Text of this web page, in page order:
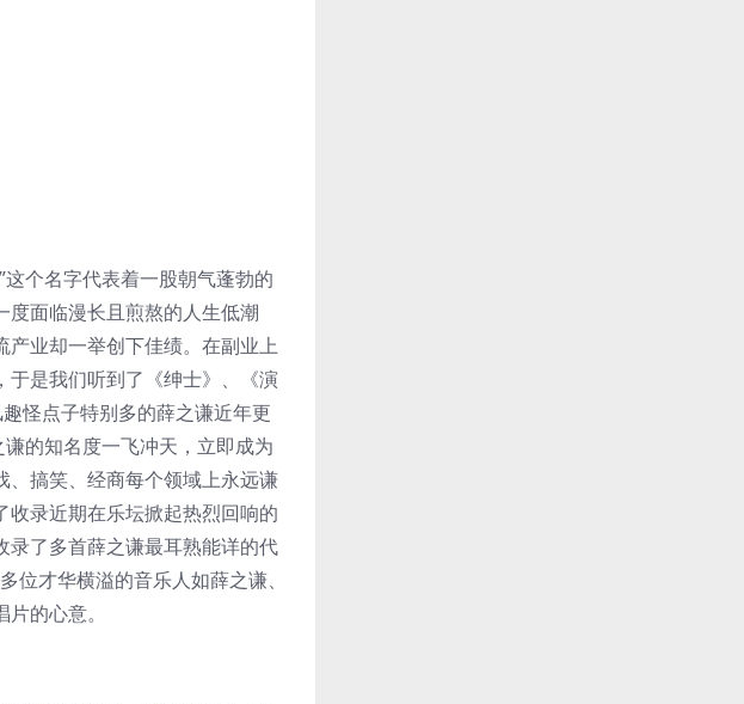
个名字代表着一股朝气蓬勃的
度面临漫长且煎熬的人生低潮
业却一举创下佳绩。在副业上
于是我们听到了《绅士》、《演
怪点子特别多的薛之谦近年更
的知名度一飞冲天，立即成为
、搞笑、经商每个领域上永远谦
收录近期在乐坛掀起热烈回响的
录了多首薛之谦最耳熟能详的代
才华横溢的音乐人如薛之谦、
的心意。